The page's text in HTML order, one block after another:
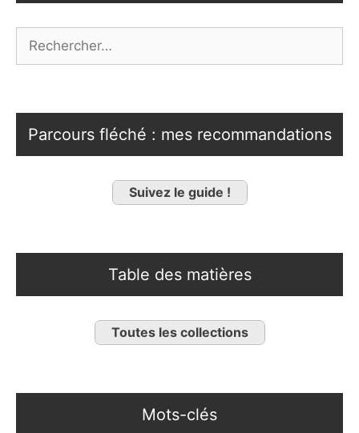
Parcours fléché : mes recommandations
Suivez le guide !
Table des matières
Toutes les collections
Mots-clés